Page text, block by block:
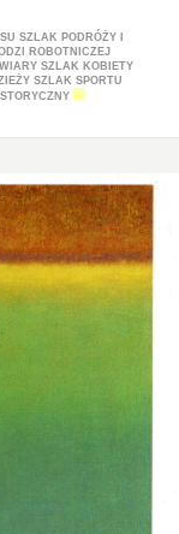
SZLAK PODRÓŻY I
ROBOTNICZEJ
SZLAK KOBIETY
SZLAK SPORTU